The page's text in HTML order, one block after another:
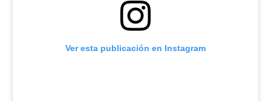
Ver esta publicación en Instagram